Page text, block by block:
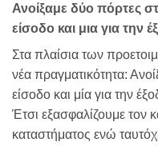
Ανοίξαμε δύο πόρτες
είσοδο και μια για την
Στα πλαίσια των
νέα πραγματικότητα:
είσοδο και μία για την
Έτσι εξασφαλίζουμε τον
καταστήματος ενώ